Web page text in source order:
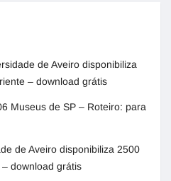
de Aveiro disponibiliza
– download grátis
Museus de SP – Roteiro: para
de Aveiro disponibiliza 2500
download grátis